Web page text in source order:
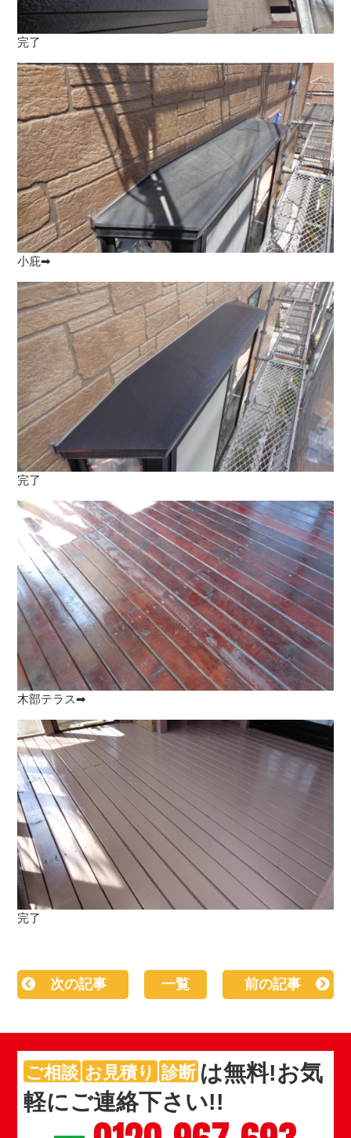
完了
小庇➡
完了
木部テラス➡
完了
次の記事 一覧 前の記事
ご相談 お見積り 診断 は無料!お気
軽にご連絡下さい!!